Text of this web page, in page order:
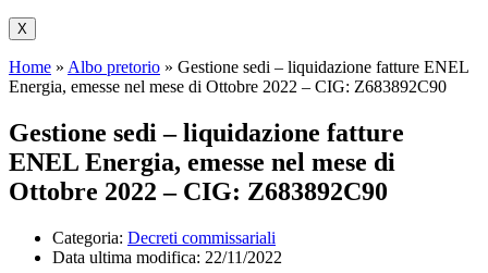
X
Home » Albo pretorio » Gestione sedi – liquidazione fatture ENEL
Energia, emesse nel mese di Ottobre 2022 – CIG: Z683892C90
Gestione sedi – liquidazione fatture
ENEL Energia, emesse nel mese di
Ottobre 2022 – CIG: Z683892C90
Categoria: Decreti commissariali
Data ultima modifica: 22/11/2022